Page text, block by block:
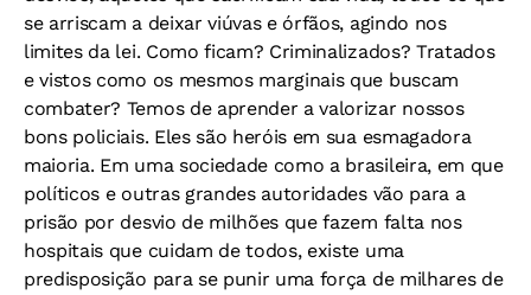
se arriscam a deixar viúvas e órfãos, agindo nos
limites da lei. Como ficam? Criminalizados? Tratados
e vistos como os mesmos marginais que buscam
combater? Temos de aprender a valorizar nossos
bons policiais. Eles são heróis em sua esmagadora
maioria. Em uma sociedade como a brasileira, em que
políticos e outras grandes autoridades vão para a
prisão por desvio de milhões que fazem falta nos
hospitais que cuidam de todos, existe uma
predisposição para se punir uma força de milhares de